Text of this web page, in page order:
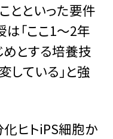
――といった要件
「ここ1～2年
めとする培養技
ている」と強
ヒトiPS細胞か